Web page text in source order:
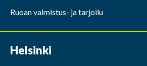
Ruoan valmistus- ja tarjoilu
Helsinki